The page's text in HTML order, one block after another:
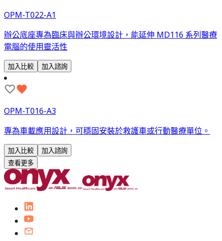
OPM-T022-A1
辦公底座專為臨床與辦公環境設計，能延伸 MD116 系列醫療
電腦的使用靈活性
加入比較 加入諮詢
OPM-T016-A3
專為車載應用設計，可穩固安裝於救護車或行動醫療單位。
加入比較
加入諮詢
查看更多